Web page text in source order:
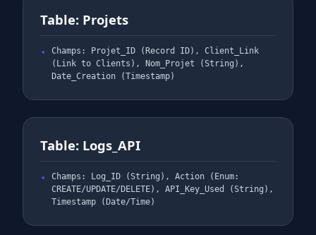
Table: Projets
Champs: Projet_ID (Record ID), Client_Link
(Link to Clients), Nom_Projet (String),
Date_Creation (Timestamp)
Table: Logs_API
Champs: Log_ID (String), Action (Enum:
CREATE/UPDATE/DELETE), API_Key_Used (String),
Timestamp (Date/Time)